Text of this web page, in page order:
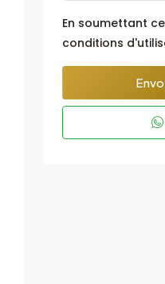
En soumettant
conditions